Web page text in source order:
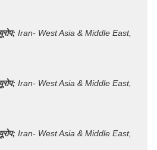
Iran- West Asia & Middle East,
Iran- West Asia & Middle East,
Iran- West Asia & Middle East,